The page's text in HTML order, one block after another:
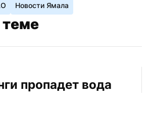
Новости Ямала
пропадет вода